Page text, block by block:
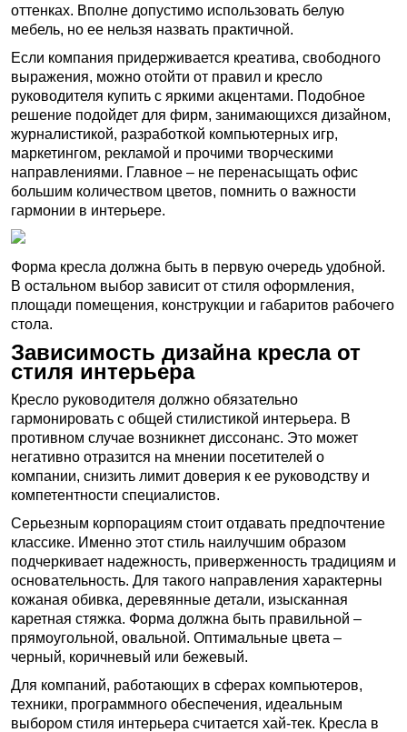
оттенках. Вполне допустимо использовать белую
мебель, но ее нельзя назвать практичной.
Если компания придерживается креатива, свободного
выражения, можно отойти от правил и кресло
руководителя купить с яркими акцентами. Подобное
решение подойдет для фирм, занимающихся дизайном,
журналистикой, разработкой компьютерных игр,
маркетингом, рекламой и прочими творческими
направлениями. Главное – не перенасыщать офис
большим количеством цветов, помнить о важности
гармонии в интерьере.
Форма кресла должна быть в первую очередь удобной.
В остальном выбор зависит от стиля оформления,
площади помещения, конструкции и габаритов рабочего
стола.
Зависимость дизайна кресла от
стиля интерьера
Кресло руководителя должно обязательно
гармонировать с общей стилистикой интерьера. В
противном случае возникнет диссонанс. Это может
негативно отразится на мнении посетителей о
компании, снизить лимит доверия к ее руководству и
компетентности специалистов.
Серьезным корпорациям стоит отдавать предпочтение
классике. Именно этот стиль наилучшим образом
подчеркивает надежность, приверженность традициям и
основательность. Для такого направления характерны
кожаная обивка, деревянные детали, изысканная
каретная стяжка. Форма должна быть правильной –
прямоугольной, овальной. Оптимальные цвета –
черный, коричневый или бежевый.
Для компаний, работающих в сферах компьютеров,
техники, программного обеспечения, идеальным
выбором стиля интерьера считается хай-тек. Кресла в